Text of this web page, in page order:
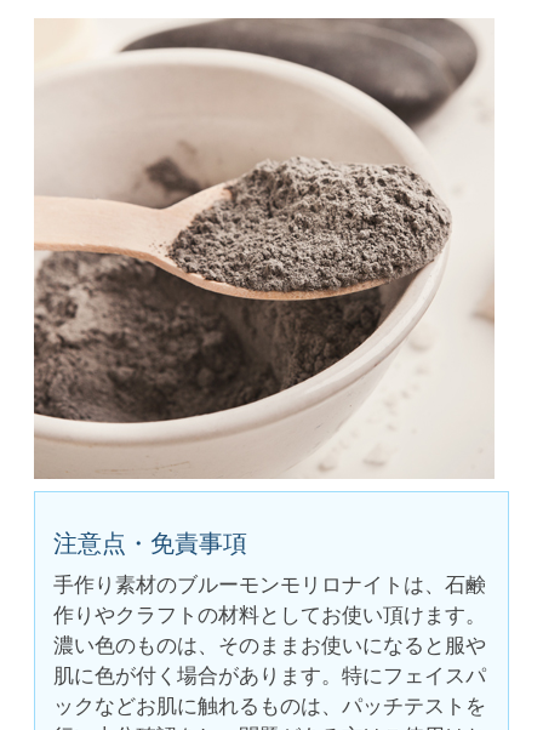
注意点・免責事項
手作り素材のブルーモンモリロナイトは、石鹸
作りやクラフトの材料としてお使い頂けます。
濃い色のものは、そのままお使いになると服や
肌に色が付く場合があります。特にフェイスパ
ックなどお肌に触れるものは、パッチテストを